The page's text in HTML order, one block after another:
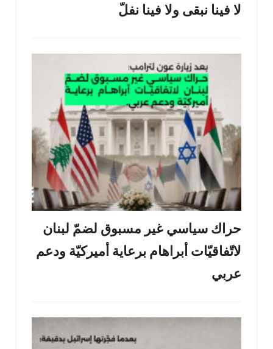
لا فينا نبقى ولا فينا نفلّ
حراك سياسي غير مسبوق لضمّ لبنان
لاتّفاقيّات أبراهام برعاية أميركيّة ودعم
عربي